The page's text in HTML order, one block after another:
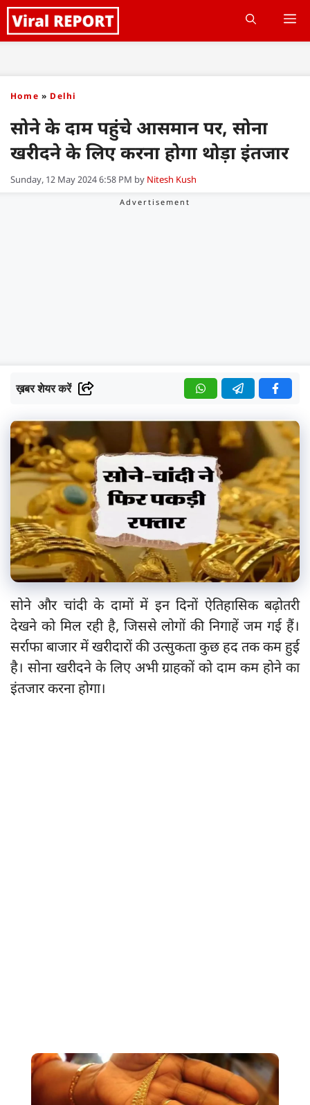
Skip
to
Home » Delhi
सोने के दाम पहुंचे आसमान पर, सोना
खरीदने के लिए करना होगा थोड़ा इंतजार
Sunday, 12 May 2024 6:58 PM by Nitesh Kush
ख़बर शेयर करें
सोने और चांदी के दामों में इन दिनों ऐतिहासिक बढ़ोतरी
देखने को मिल रही है, जिससे लोगों की निगाहें जम गई हैं।
सर्राफा बाजार में खरीदारों की उत्सुकता कुछ हद तक कम हुई
है। सोना खरीदने के लिए अभी ग्राहकों को दाम कम होने का
इंतजार करना होगा।